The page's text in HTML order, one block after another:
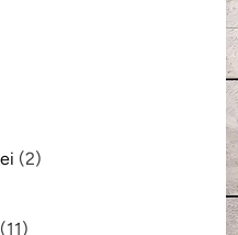
(2)
(11)